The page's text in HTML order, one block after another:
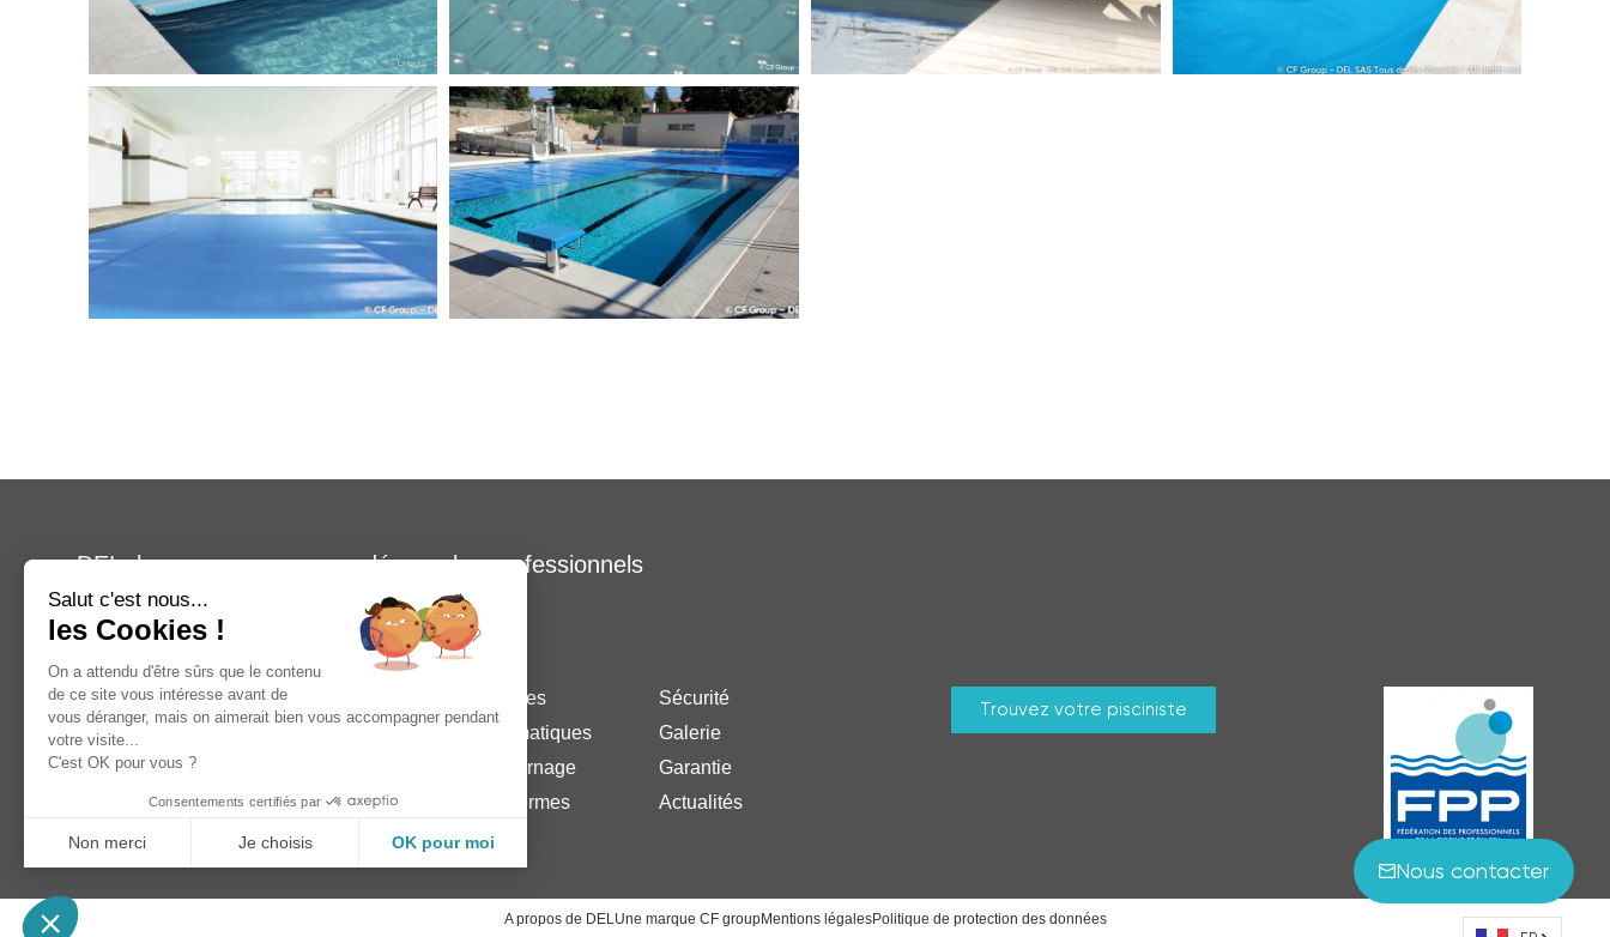
DEL, la marque recommandée par les professionnels
Une marque CF group
Liners
Volets mobiles
Volets immergés
Volets hors-sol
Couvertures à barres
Couvertures automatiques
Couvertures d'hivernage
Couvertures isothermes
Enrouleurs
Sécurité
Galerie
Garantie
Actualités
Trouvez votre pisciniste
A propos de DEL Une marque CF groupMentions légalesPolitique de protection des données
Nous contacter
Salut c'est nous...
les Cookies !
On a attendu d'être sûrs que le contenu
de ce site vous intéresse avant de
vous déranger, mais on aimerait bien vous accompagner pendant
votre visite...
C'est OK pour vous ?
Consentements certifiés par
Non merci Je choisis OK pour moi
Notre plateforme vous permet d'adapter et de gérer vos paramètres de confidentialité, en garantissant la conformité avec les réglementations. Personnalisez vos préférences pour